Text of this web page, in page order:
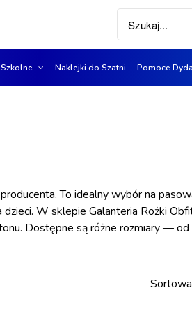
Naklejki do Szatni Pomoce
To idealny wybór na
W sklepie Galanteria Rożki
Dostępne są różne rozmiary —